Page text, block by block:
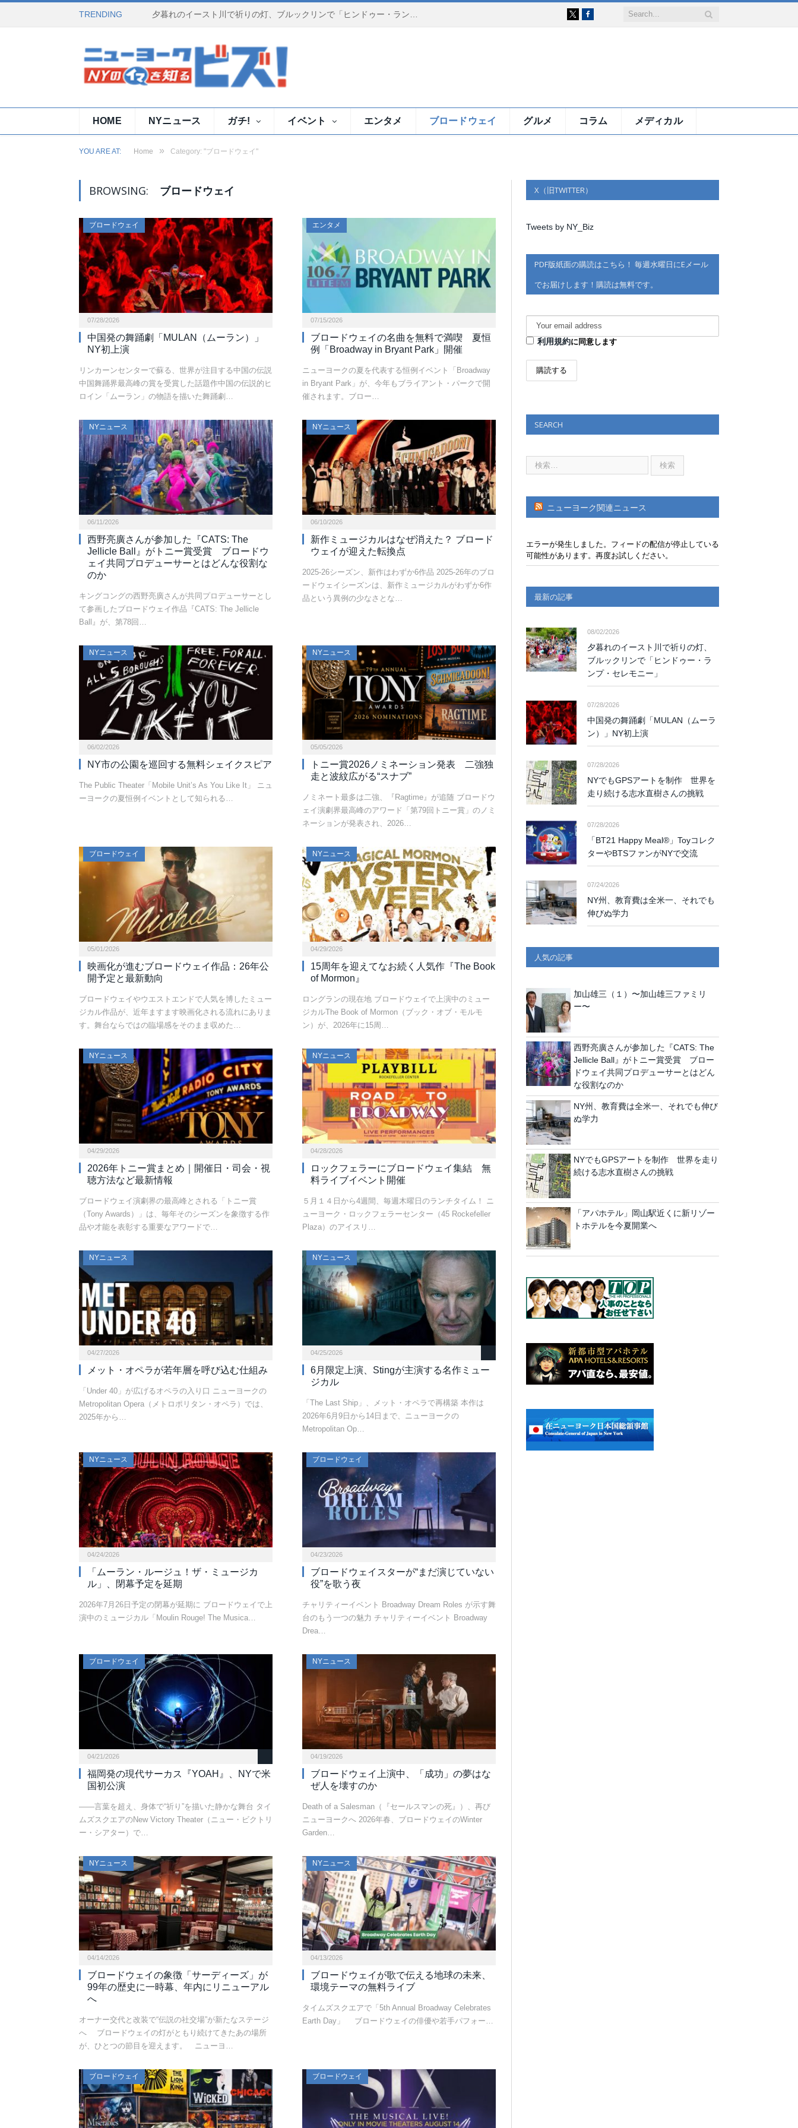
TRENDING 夕暮れのイースト川で祈りの灯、ブルックリンで「ヒンドゥー・ランプ・セレモニー」 Facebook
HOME NYニュース ガチ! イベント エンタメ ブロードウェイ グルメ コラム メディカル
YOU ARE AT: Home » Category: "ブロードウェイ"
BROWSING: ブロードウェイ
ブロードウェイ
07/28/2026
中国発の舞踊劇「MULAN（ムーラン）」
NY初上演
リンカーンセンターで蘇る、世界が注目する中国の伝説
中国舞踊界最高峰の賞を受賞した話題作中国の伝説的ヒ
ロイン「ムーラン」の物語を描いた舞踊劇…
エンタメ
07/15/2026
ブロードウェイの名曲を無料で満喫 夏恒
例「Broadway in Bryant Park」開催
ニューヨークの夏を代表する恒例イベント「Broadway
in Bryant Park」が、今年もブライアント・パークで開
催されます。ブロー…
NYニュース
06/11/2026
西野亮廣さんが参加した『CATS: The
Jellicle Ball』がトニー賞受賞 ブロードウ
ェイ共同プロデューサーとはどんな役割な
のか
キングコングの西野亮廣さんが共同プロデューサーとし
て参画したブロードウェイ作品『CATS: The Jellicle
Ball』が、第78回…
NYニュース
06/10/2026
新作ミュージカルはなぜ消えた？ ブロード
ウェイが迎えた転換点
2025-26シーズン、新作はわずか6作品 2025-26年のブロ
ードウェイシーズンは、新作ミュージカルがわずか6作
品という異例の少なさとな…
NYニュース
06/02/2026
NY市の公園を巡回する無料シェイクスピア
The Public Theater「Mobile Unit’s As You Like It」 ニュ
ーヨークの夏恒例イベントとして知られる…
NYニュース
05/05/2026
トニー賞2026ノミネーション発表 二強独
走と波紋広がる“スナブ”
ノミネート最多は二強、『Ragtime』が追随 ブロードウ
ェイ演劇界最高峰のアワード「第79回トニー賞」のノミ
ネーションが発表され、2026…
ブロードウェイ
05/01/2026
映画化が進むブロードウェイ作品：26年公
開予定と最新動向
ブロードウェイやウエストエンドで人気を博したミュー
ジカル作品が、近年ますます映画化される流れにありま
す。舞台ならではの臨場感をそのまま収めた…
NYニュース
04/29/2026
15周年を迎えてなお続く人気作『The Book
of Mormon』
ロングランの現在地 ブロードウェイで上演中のミュー
ジカルThe Book of Mormon（ブック・オブ・モルモ
ン）が、2026年に15周…
NYニュース
04/29/2026
2026年トニー賞まとめ｜開催日・司会・視
聴方法など最新情報
ブロードウェイ演劇界の最高峰とされる「トニー賞
（Tony Awards）」は、毎年そのシーズンを象徴する作
品や才能を表彰する重要なアワードで…
NYニュース
04/28/2026
ロックフェラーにブロードウェイ集結 無
料ライブイベント開催
５月１４日から4週間、毎週木曜日のランチタイム！ ニ
ューヨーク・ロックフェラーセンター（45 Rockefeller
Plaza）のアイスリ…
NYニュース
04/27/2026
メット・オペラが若年層を呼び込む仕組み
「Under 40」が広げるオペラの入り口 ニューヨークの
Metropolitan Opera（メトロポリタン・オペラ）では、
2025年から…
NYニュース
04/25/2026
6月限定上演、Stingが主演する名作ミュー
ジカル
「The Last Ship」、メット・オペラで再構築 本作は
2026年6月9日から14日まで、ニューヨークの
Metropolitan Op…
NYニュース
04/24/2026
「ムーラン・ルージュ！ザ・ミュージカ
ル」、閉幕予定を延期
2026年7月26日予定の閉幕が延期に ブロードウェイで上
演中のミュージカル「Moulin Rouge! The Musica…
ブロードウェイ
04/23/2026
ブロードウェイスターが“まだ演じていない
役”を歌う夜
チャリティーイベント Broadway Dream Roles が示す舞
台のもう一つの魅力 チャリティーイベント Broadway
Drea…
ブロードウェイ
04/21/2026
福岡発の現代サーカス『YOAH』、NYで米
国初公演
――言葉を超え、身体で“祈り”を描いた静かな舞台 タイ
ムズスクエアのNew Victory Theater（ニュー・ビクトリ
ー・シアター）で…
NYニュース
04/19/2026
ブロードウェイ上演中、「成功」の夢はな
ぜ人を壊すのか
Death of a Salesman（『セールスマンの死』）、再び
ニューヨークへ 2026年春、ブロードウェイのWinter
Garden…
NYニュース
04/14/2026
ブロードウェイの象徴「サーディーズ」が
99年の歴史に一時幕、年内にリニューアル
へ
オーナー交代と改装で“伝説の社交場”が新たなステージ
へ ブロードウェイの灯がともり続けてきたあの場所
が、ひとつの節目を迎えます。 ニューヨ…
NYニュース
04/13/2026
ブロードウェイが歌で伝える地球の未来、
環境テーマの無料ライブ
タイムズスクエアで「5th Annual Broadway Celebrates
Earth Day」 ブロードウェイの俳優や若手パフォー…
ブロードウェイ ブロードウェイ
X（旧TWITTER）
Tweets by NY_Biz
PDF版紙面の購読はこちら！ 毎週水曜日にEメール
でお届けします！購読は無料です。
利用規約に同意します
SEARCH
ニューヨーク関連ニュース
エラーが発生しました。フィードの配信が停止している
可能性があります。再度お試しください。
最新の記事
08/02/2026
夕暮れのイースト川で祈りの灯、
ブルックリンで「ヒンドゥー・ラ
ンプ・セレモニー」
07/28/2026
中国発の舞踊劇「MULAN（ムーラ
ン）」NY初上演
07/28/2026
NYでもGPSアートを制作 世界を
走り続ける志水直樹さんの挑戦
07/28/2026
「BT21 Happy Meal®」Toyコレク
ターやBTSファンがNYで交流
07/24/2026
NY州、教育費は全米一、それでも
伸びぬ学力
人気の記事
加山雄三（１）〜加山雄三ファミリ
ー〜
西野亮廣さんが参加した『CATS: The
Jellicle Ball』がトニー賞受賞 ブロー
ドウェイ共同プロデューサーとはどん
な役割なのか
NY州、教育費は全米一、それでも伸び
ぬ学力
NYでもGPSアートを制作 世界を走り
続ける志水直樹さんの挑戦
「アパホテル」岡山駅近くに新リゾー
トホテルを今夏開業へ